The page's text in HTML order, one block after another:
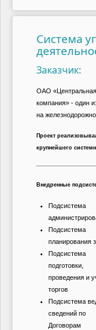
Система
Заказчик:
ОАО «Центральная
компания» - один
на
Проект
крупнейшего
Внедренные
Подсистема
Подсистема
планирования
Подсистема
подготовки,
проведения и
торгов
Подсистема
сведений по
Договорам